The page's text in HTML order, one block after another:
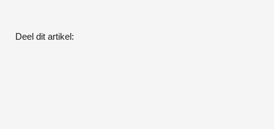
Deel dit artikel: